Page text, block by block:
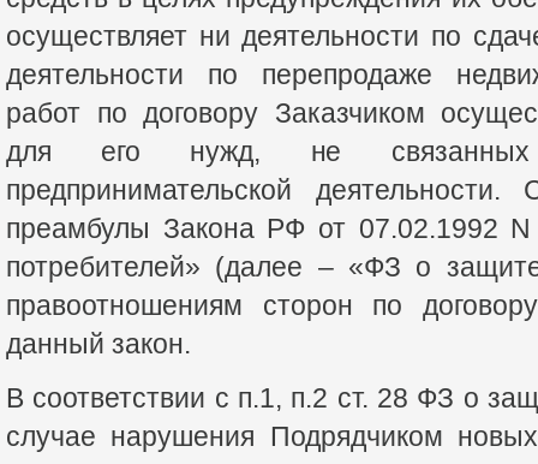
осуществляет ни деятельности по
деятельности по перепродаже
работ по договору Заказчиком
для его нужд, не связанных
предпринимательской деятельности.
преамбулы Закона РФ от 07.02.1992
потребителей» (далее – «ФЗ о
правоотношениям сторон по
данный закон.
В соответствии с п.1, п.2 ст. 28 ФЗ о
случае нарушения Подрядчиком